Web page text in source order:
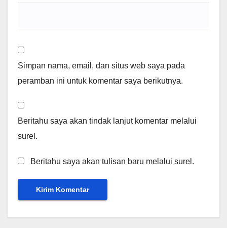
Simpan nama, email, dan situs web saya pada
peramban ini untuk komentar saya berikutnya.
Beritahu saya akan tindak lanjut komentar melalui
surel.
Beritahu saya akan tulisan baru melalui surel.